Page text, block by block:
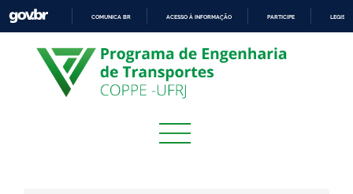
PARA
O
CONTEÚDO
COMUNICA BR ACESSO À INFORMAÇÃO PARTICIPE